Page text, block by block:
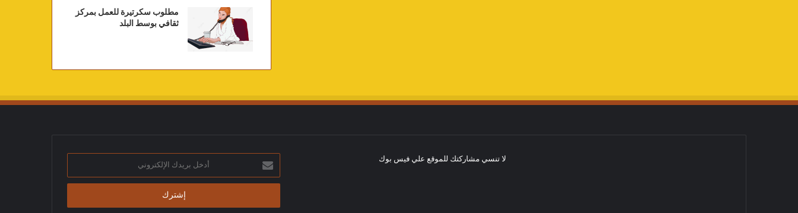
مطلوب سكرتيرة للعمل بمركز
ثقافي بوسط البلد
لا تنسي مشاركتك للموقع علي فيس بوك
أدخل
بريدك
الإلكتروني